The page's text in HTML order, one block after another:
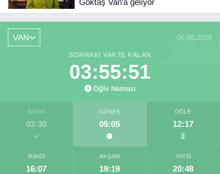
Göktaş Van'a geliyor
VAN 06.08.2026
SONRAKI VAKTE KALAN
03:55:50
Öğle Namazı
İMSAK
03:30
GÜNEŞ
05:05
ÖĞLE
12:17
İKINDI
16:07
AKŞAM
19:19
YATSI
20:48